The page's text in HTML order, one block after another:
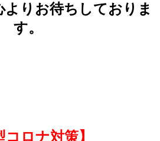
よりお待ちしておりま
す。
コロナ対策】